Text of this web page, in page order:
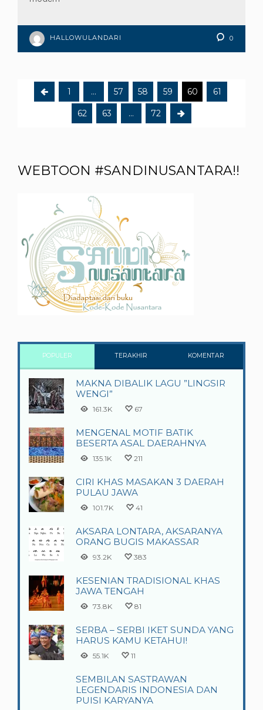
HALLOWULANDARI 0
1 … 57 58 59 60 61
62 63 … 72
WEBTOON #SANDINUSANTARA!!
POPULER TERAKHIR KOMENTAR
MAKNA DIBALIK LAGU ”LINGSIR
WENGI”
161.3K 67
MENGENAL MOTIF BATIK
BESERTA ASAL DAERAHNYA
135.1K 211
CIRI KHAS MASAKAN 3 DAERAH
PULAU JAWA
101.7K 41
AKSARA LONTARA, AKSARANYA
ORANG BUGIS MAKASSAR
93.2K 383
KESENIAN TRADISIONAL KHAS
JAWA TENGAH
73.8K 81
SERBA – SERBI IKET SUNDA YANG
HARUS KAMU KETAHUI!
55.1K 11
SEMBILAN SASTRAWAN
LEGENDARIS INDONESIA DAN
PUISI KARYANYA